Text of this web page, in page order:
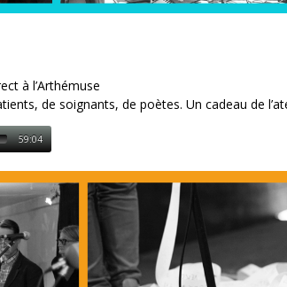
à l’Arthémuse
de soignants, de poètes. Un cadeau de
59:04